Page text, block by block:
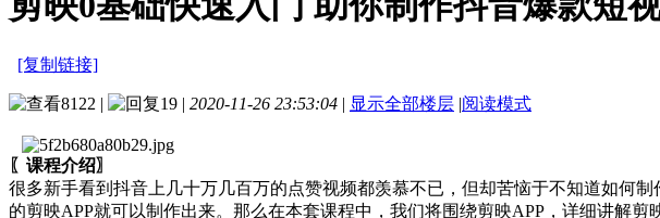
[复制链接]
8122 | 19 | 2020-11-26 23:53:04 | 显示全部楼层 |阅读模式
〖课程介绍〗
很多新手看到抖音上几十万几百万的点赞视频都羡慕不已，但却苦恼于不知道如何
的剪映APP就可以制作出来。那么在本套课程中，我们将围绕剪映APP，详细讲解